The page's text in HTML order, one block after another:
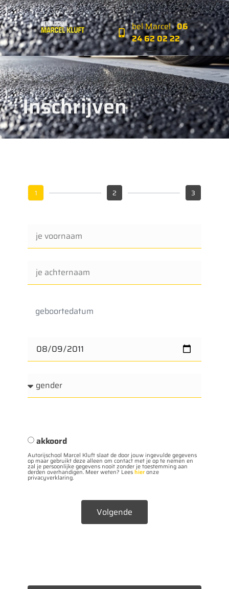
bel Marcel06
24 62 02 22‬‬
Inschrijven
1 2 3
geboortedatum
akkoord
Autorijschool Marcel Kluft slaat de door jouw ingevulde gegevens
op maar gebruikt deze alleen om contact met je op te nemen en
zal je persoonlijke gegevens nooit zonder je toestemming aan
derden overhandigen. Meer weten? Leeshieronze
privacyverklaring.
Volgende